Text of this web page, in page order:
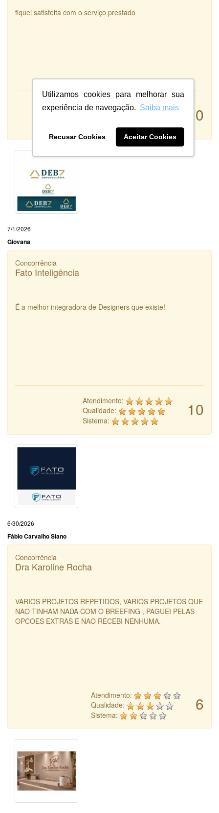
Utilizamos cookies para melhorar sua
experiência de navegação. Saiba mais
Recusar Cookies Aceitar Cookies
fiquei satisfeita com o serviço prestado
10
Atendimento:
7/1/2026
Giovana
Concorrência
Fato Inteligência
É a melhor integradora de Designers que existe!
10
Atendimento:
Qualidade:
Sistema:
6/30/2026
Fábio Carvalho Siano
Concorrência
Dra Karoline Rocha
VARIOS PROJETOS REPETIDOS, VARIOS PROJETOS QUE
NAO TINHAM NADA COM O BREEFING , PAGUEI PELAS
OPCOES EXTRAS E NAO RECEBI NENHUMA.
6
Atendimento:
Qualidade:
Sistema: